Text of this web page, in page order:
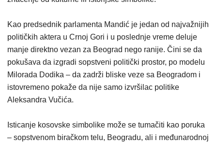
Kao predsednik parlamenta Mandić je jedan od najvažnijih
političkih aktera u Crnoj Gori i u poslednje vreme deluje
manje direktno vezan za Beograd nego ranije. Čini se da
pokušava da izgradi sopstveni politički prostor, po modelu
Milorada Dodika – da zadrži bliske veze sa Beogradom i
istovremeno pokaže da nije samo izvršilac politike
Aleksandra Vučića.
Isticanje kosovske simbolike može se tumačiti kao poruka
– sopstvenom biračkom telu, Beogradu, ali i međunarodnoj